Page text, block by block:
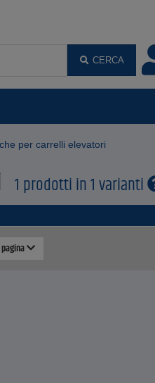
CERCA
per carrelli elevatori
1 prodotti in 1 varianti